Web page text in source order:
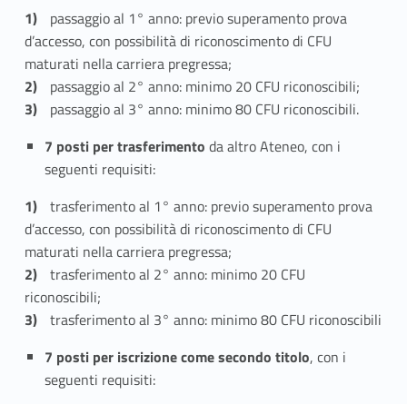
passaggio al 1° anno: previo superamento prova
d’accesso, con possibilità di riconoscimento di CFU
maturati nella carriera pregressa;
passaggio al 2° anno: minimo 20 CFU riconoscibili;
passaggio al 3° anno: minimo 80 CFU riconoscibili.
7 posti per trasferimento da altro Ateneo, con i
seguenti requisiti:
trasferimento al 1° anno: previo superamento prova
d’accesso, con possibilità di riconoscimento di CFU
maturati nella carriera pregressa;
trasferimento al 2° anno: minimo 20 CFU
riconoscibili;
trasferimento al 3° anno: minimo 80 CFU riconoscibili
7 posti per iscrizione come secondo titolo, con i
seguenti requisiti: